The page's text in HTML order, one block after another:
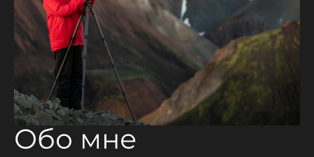
Обо мне